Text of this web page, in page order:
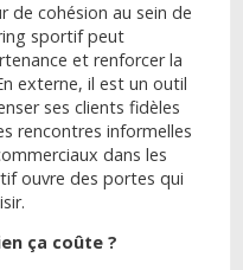
de cohésion au sein de
sportif peut
et renforcer la
externe, il est un outil
ses clients fidèles
rencontres informelles
dans les
ouvre des portes qui
ça coûte ?